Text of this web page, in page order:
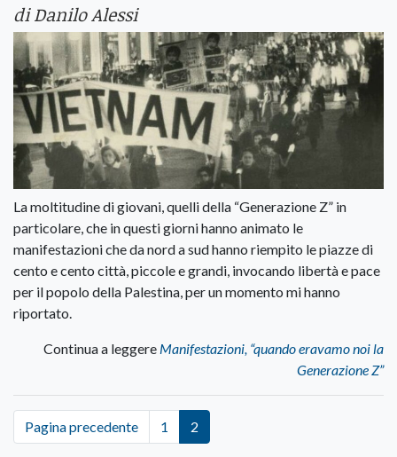
di Danilo Alessi
La moltitudine di giovani, quelli della “Generazione Z” in
particolare, che in questi giorni hanno animato le
manifestazioni che da nord a sud hanno riempito le piazze di
cento e cento città, piccole e grandi, invocando libertà e pace
per il popolo della Palestina, per un momento mi hanno
riportato.
Continua a leggere Manifestazioni, “quando eravamo noi la
Generazione Z”
Pagina precedente 1 2